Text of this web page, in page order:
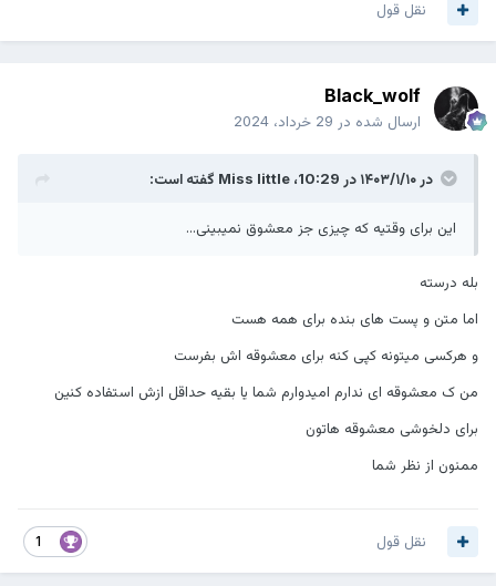
نقل قول
Black_wolf
ارسال شده در 29 خرداد، 2024
در ۱۴۰۳/۱/۱۰ در 10:29، Miss littleگفته است:
این برای وقتیه که چیزی جز معشوق نمیبینی...
بله درسته
اما متن و پست های بنده برای همه هست
و هرکسی میتونه کپی کنه برای معشوقه اش بفرست
من ک معشوقه ای ندارم امیدوارم شما یا بقیه حداقل ازش استفاده کنین
برای دلخوشی معشوقه هاتون
ممنون از نظر شما
نقل قول